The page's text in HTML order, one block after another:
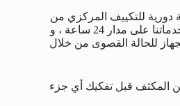
دورية للتكييف المركزي من
خلال فريق محترف، و تتوفر خدماتنا على مدار 24 ساعة ، و
للحالة القصوى من خلال
المكثف قبل تفكيك أي جزء